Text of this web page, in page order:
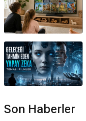
Son Haberler